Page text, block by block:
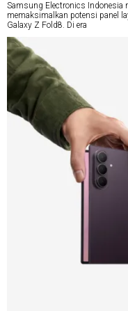
Samsung Electronics
memaksimalkan potensi panel
Galaxy Z Fold8. Di era